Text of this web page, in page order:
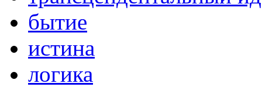
бытие
истина
логика